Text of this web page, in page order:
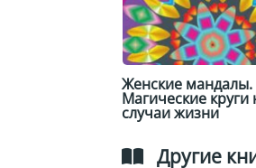
Женские мандалы.
Магические круги
случаи жизни
Другие